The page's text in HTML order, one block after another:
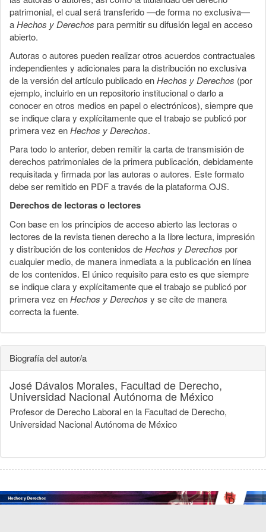
patrimonial, el cual será transferido —de forma no exclusiva—
aHechos y Derechos para permitir su difusión legal en acceso
abierto.
Autoras o autores pueden realizar otros acuerdos contractuales
independientes y adicionales para la distribución no exclusiva
de la versión del artículo publicado enHechos y Derechos (por
ejemplo, incluirlo en un repositorio institucional o darlo a
conocer en otros medios en papel o electrónicos), siempre que
se indique clara y explícitamente que el trabajo se publicó por
primera vez enHechos y Derechos.
Para todo lo anterior, deben remitir la carta de transmisión de
derechos patrimoniales de la primera publicación, debidamente
requisitada y firmada por las autoras o autores. Este formato
debe ser remitido en PDF a través de la plataforma OJS.
Derechos de lectoras o lectores
Con base en los principios de acceso abierto las lectoras o
lectores de la revista tienen derecho a la libre lectura, impresión
y distribución de los contenidos deHechos y Derechos por
cualquier medio, de manera inmediata a la publicación en línea
de los contenidos. El único requisito para esto es que siempre
se indique clara y explícitamente que el trabajo se publicó por
primera vez enHechos y Derechos y se cite de manera
correcta la fuente.
Biografía del autor/a
José Dávalos Morales, Facultad de Derecho,
Universidad Nacional Autónoma de México
Profesor de Derecho Laboral en la Facultad de Derecho,
Universidad Nacional Autónoma de México